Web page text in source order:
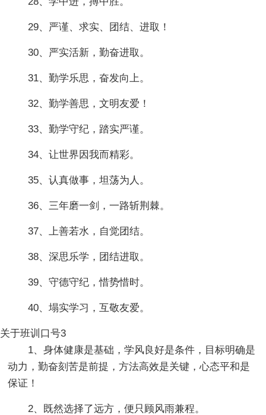
29、严谨、求实、团结、进取！
30、严实活新，勤奋进取。
31、勤学乐思，奋发向上。
32、勤学善思，文明友爱！
33、勤学守纪，踏实严谨。
34、让世界因我而精彩。
35、认真做事，坦荡为人。
36、三年磨一剑，一路斩荆棘。
37、上善若水，自觉团结。
38、深思乐学，团结进取。
39、守德守纪，惜势惜时。
40、塌实学习，互敬友爱。
关于班训口号3
1、身体健康是基础，学风良好是条件，目标明确是
动力，勤奋刻苦是前提，方法高效是关键，心态平和是
保证！
2、既然选择了远方，便只顾风雨兼程。